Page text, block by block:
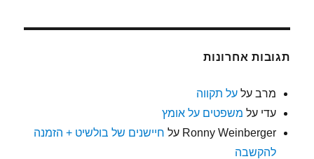
תגובות אחרונות
מרב עלעל תקווה
עדי על משפטים על אומץ
Ronny Weinberger על חיישנים של בולשיט + הזמנה
להקשבה